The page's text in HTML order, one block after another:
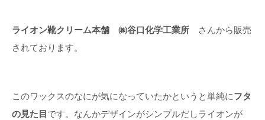
ライオン靴クリーム本舗 ㈱谷口化学工業所 さんから販売
されております。
このワックスのなにが気になっていたかというと単純にフタ
の見た目 です。なんかデザインがシンプルだしライオンが